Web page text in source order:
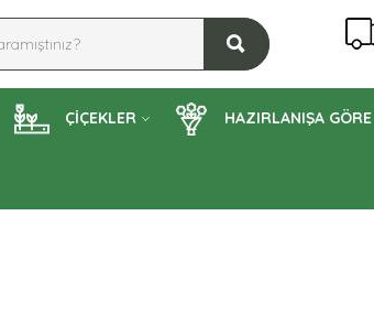
ÇİÇEKLER HAZIRLANIŞA GÖRE